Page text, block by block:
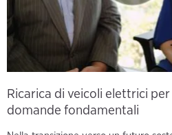
Ricarica di veicoli elettrici
domande fondamentali